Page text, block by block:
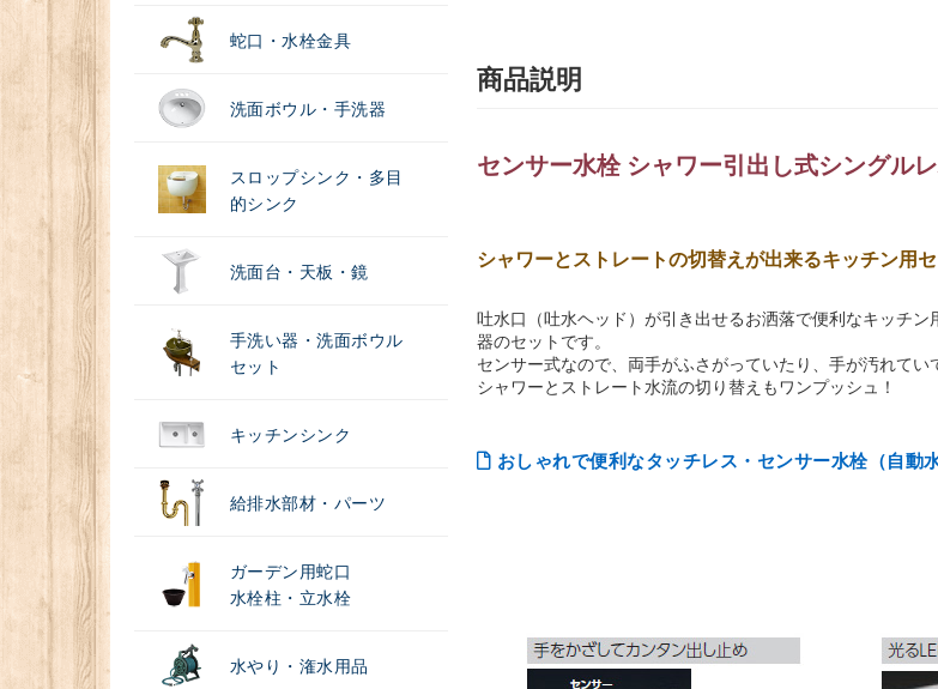
蛇口・水栓金具
洗面ボウル・手洗器
スロップシンク・多目
的シンク
洗面台・天板・鏡
手洗い器・洗面ボウル
セット
キッチンシンク
給排水部材・パーツ
ガーデン用蛇口
水栓柱・立水栓
水やり・潅水用品
商品説明
センサー水栓 シャワー引出し式シングル
シャワーとストレートの切替えが出来るキッチン用
吐水口（吐水ヘッド）が引き出せるお洒落で便利なキッチ
器のセットです。
センサー式なので、両手がふさがっていたり、手が汚れてい
シャワーとストレート水流の切り替えもワンプッシュ！
おしゃれで便利なタッチレス・センサー水栓（自動